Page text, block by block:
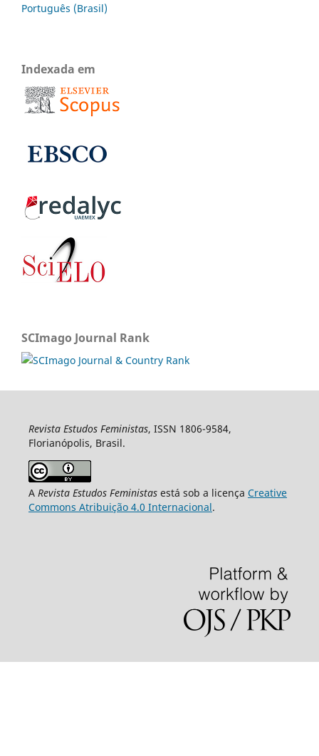
Português (Brasil)
Indexada em
SCImago Journal Rank
Revista Estudos Feministas, ISSN 1806-9584,
Florianópolis, Brasil.
A Revista Estudos Feministasestá sob a licença Creative
Commons Atribuição 4.0 Internacional.